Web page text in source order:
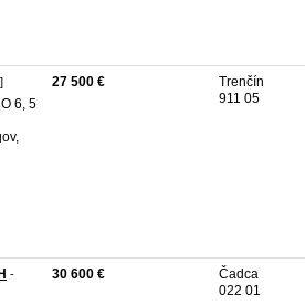
6, 5
27 500 €
Trenčín
911 05
-
30 600 €
Čadca
022 01